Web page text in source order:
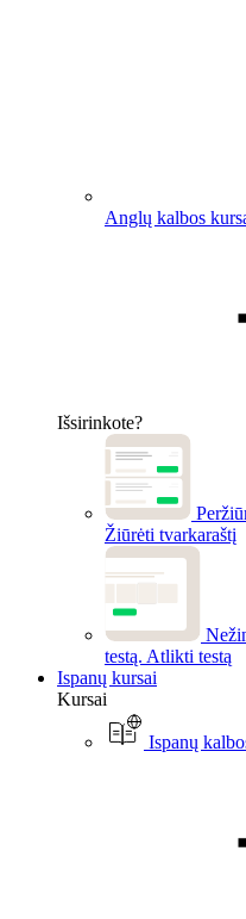
Anglų kalbos
Išsirinkote?
Žiūrėti tvarkaraštį
testą. Atlikti testą
Ispanų kursai
Kursai
Ispanų